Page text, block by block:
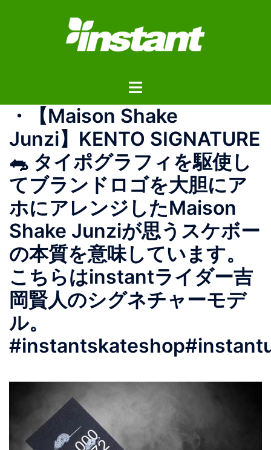
ス
ト
ル
メ
ニ
ュ
ー
・ 【Maison Shake
Junzi】 KENTO SIGNATURE
🐀 タイポグラフィを駆使し
てブランドロゴを大胆にア
ホにアレンジしたMaison
Shake Junziが思うスケボー
の本質を意味しています。
こちらはinstantライダー吉
岡賢人のシグネチャーモデ
ル。
#instantskateshop